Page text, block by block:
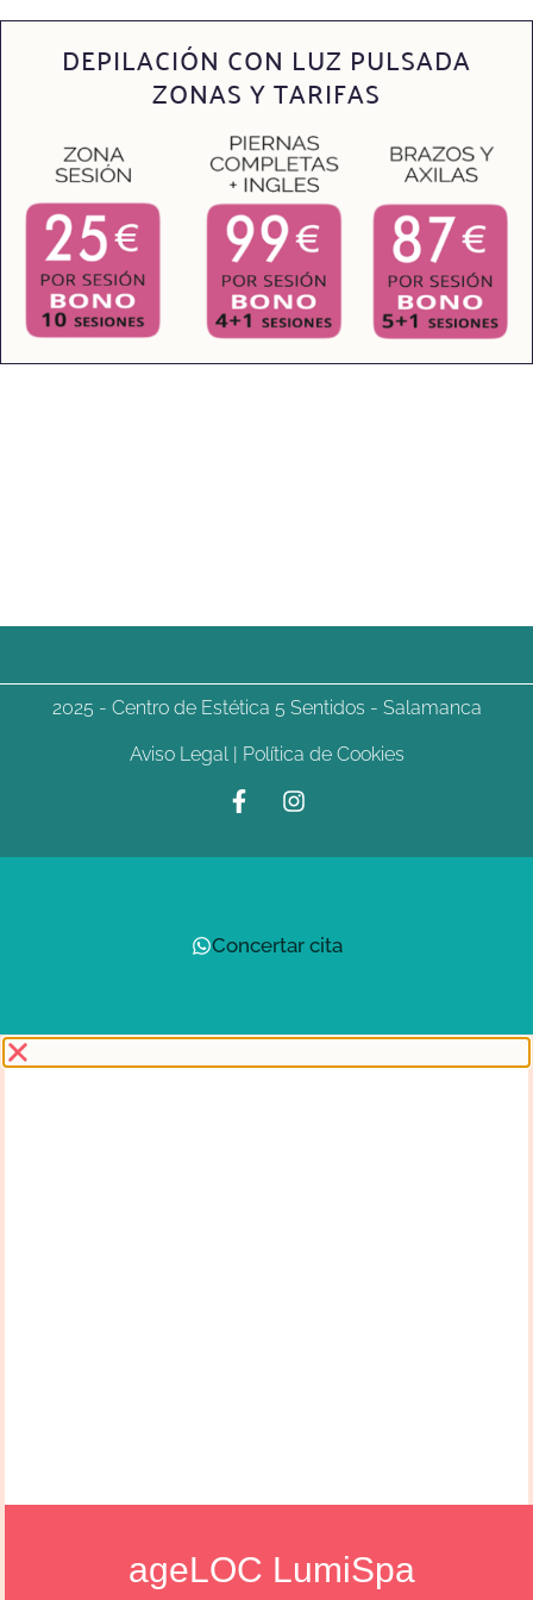
DEPILACIÓN CON LUZ PULSADA
ZONAS Y TARIFAS
2025 - Centro de Estética 5 Sentidos - Salamanca
Aviso Legal| Política de Cookies
Concertar cita
ageLOC LumiSpa